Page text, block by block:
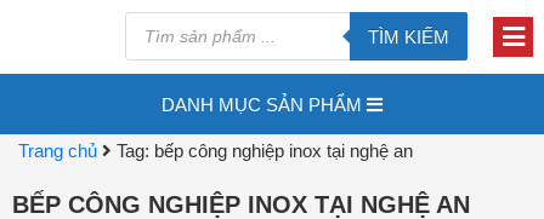
TÌM KIẾM
DANH MỤC SẢN PHẨM
Trang chủ Tag: bếp công nghiệp inox tại nghệ an
BẾP CÔNG NGHIỆP INOX TẠI NGHỆ AN